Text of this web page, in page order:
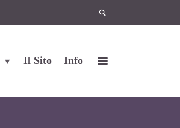
Il Sito Info